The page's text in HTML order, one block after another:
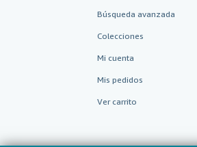
Búsqueda avanzada
Colecciones
Mi cuenta
Mis pedidos
Ver carrito